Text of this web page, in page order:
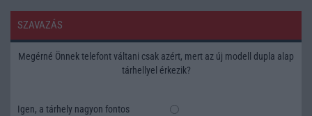
SZAVAZÁS
Megérné Önnek telefont váltani csak azért, mert az új modell dupla alap
tárhellyel érkezik?
Igen, a tárhely nagyon fontos